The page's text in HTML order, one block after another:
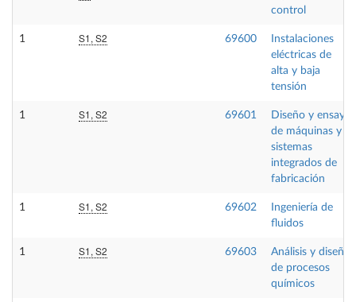
control
1 S1, S2 69600
Instalaciones
eléctricas de
alta y baja
tensión
1 S1, S2 69601
Diseño y ensayo
de máquinas y
sistemas
integrados de
fabricación
1 S1, S2 69602
Ingeniería de
fluidos
1 S1, S2 69603
Análisis y diseño
de procesos
químicos